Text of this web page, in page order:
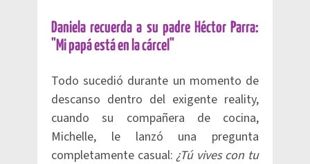
Daniela recuerda a su padre Héctor Parra:
"Mi papá está en la cárcel"
Todo sucedió durante un momento de
descanso dentro del exigente reality,
cuando su compañera de cocina,
Michelle, le lanzó una pregunta
completamente casual: ¿Tú vives con tu